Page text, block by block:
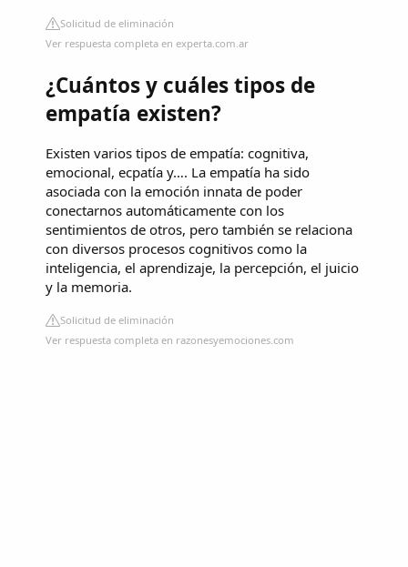
Solicitud de eliminación
Ver respuesta completa en experta.com.ar
¿Cuántos y cuáles tipos de
empatía existen?
Existen varios tipos de empatía: cognitiva,
emocional, ecpatía y…. La empatía ha sido
asociada con la emoción innata de poder
conectarnos automáticamente con los
sentimientos de otros, pero también se relaciona
con diversos procesos cognitivos como la
inteligencia, el aprendizaje, la percepción, el juicio
y la memoria.
Solicitud de eliminación
Ver respuesta completa en razonesyemociones.com